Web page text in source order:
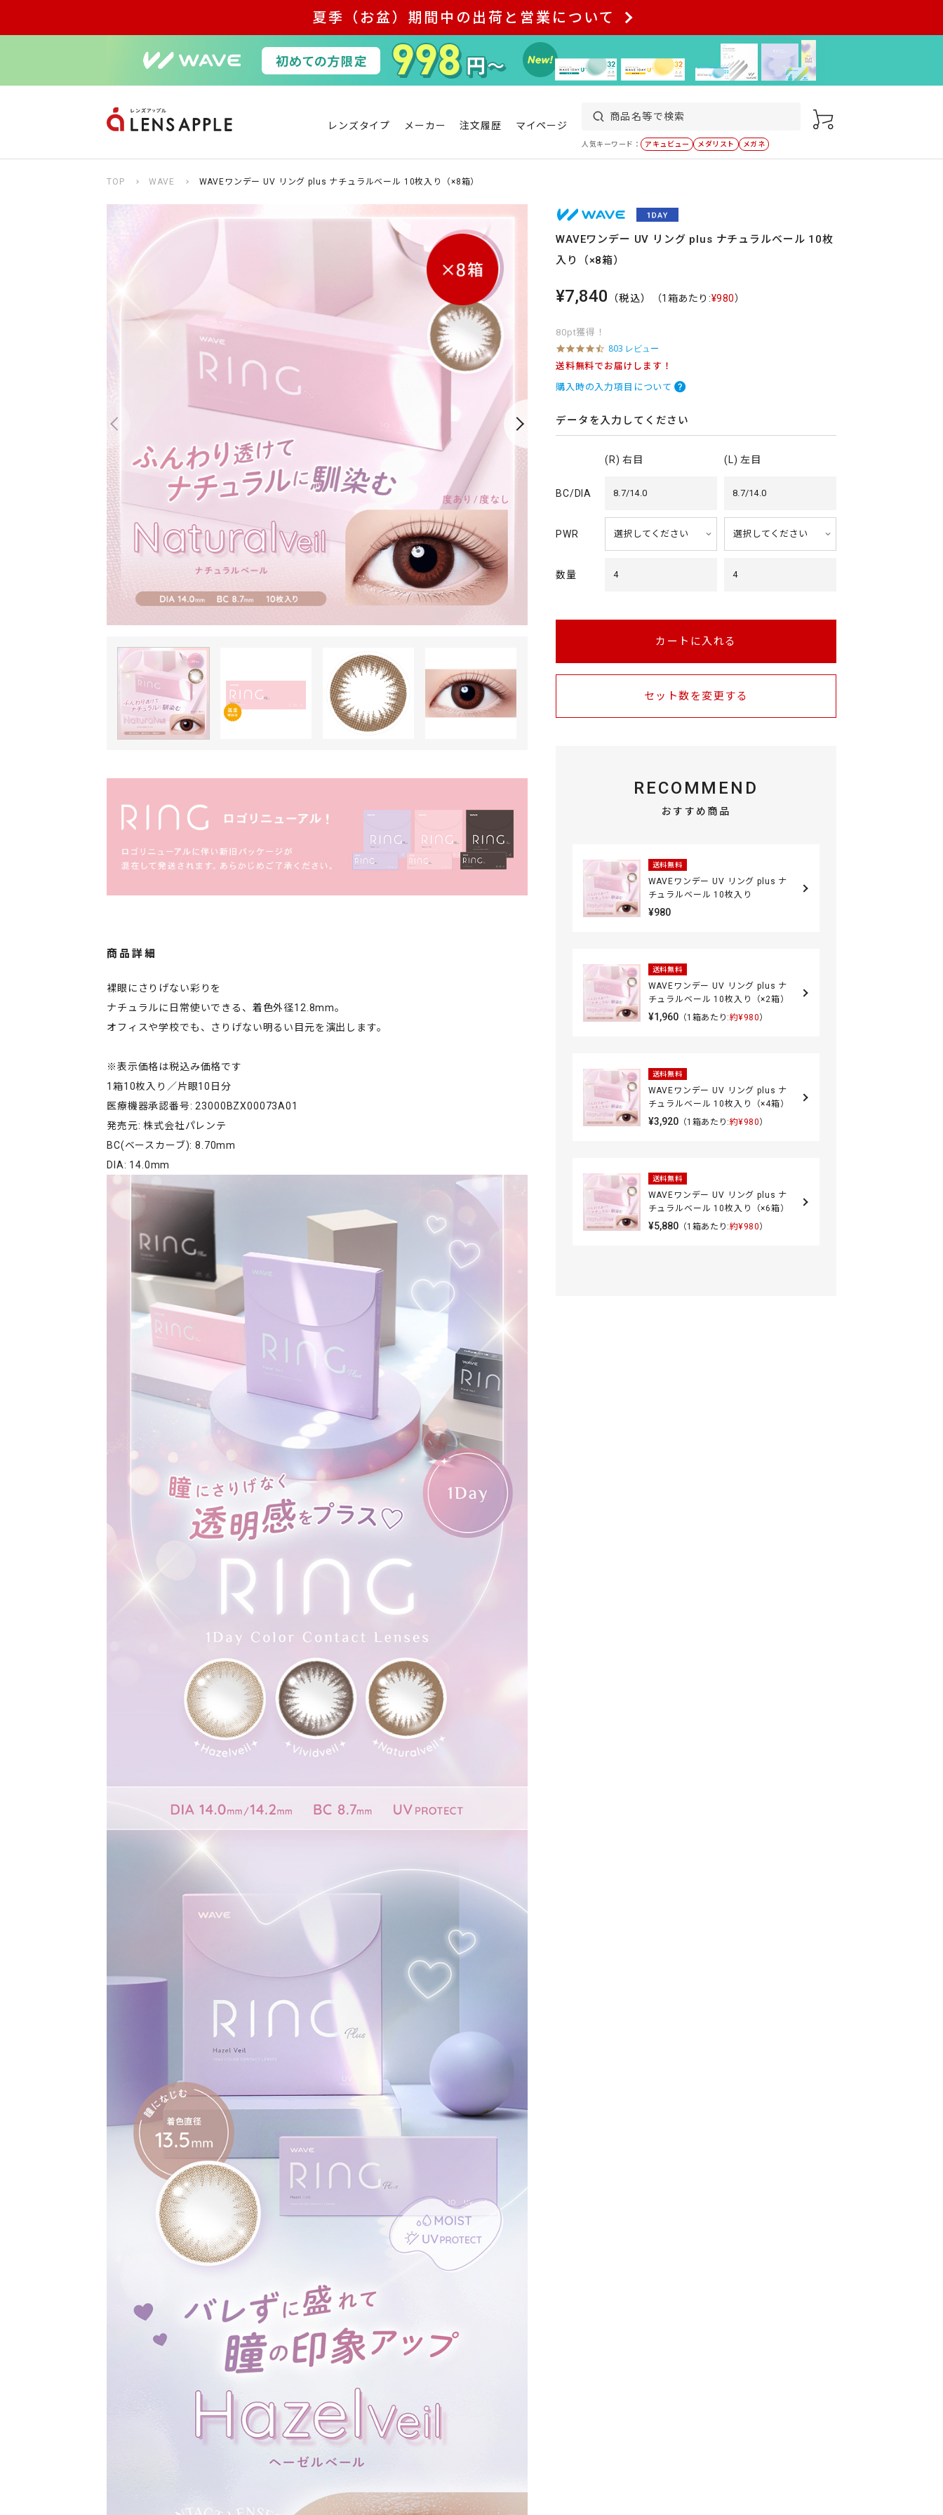
夏季（お盆）期間中の出荷と営業について
レンズタイプ メーカー 注文履歴 マイページ
人気キーワード： アキュビュー メダリスト メガネ
TOP WAVE WAVEワンデー UV リング plus ナチュラルベール 10枚入り（×8箱）
商品詳細
裸眼にさりげない彩りを
ナチュラルに日常使いできる、着色外径12.8mm。
オフィスや学校でも、さりげない明るい目元を演出します。
※表示価格は税込み価格です
1箱10枚入り／片眼10日分
医療機器承認番号: 23000BZX00073A01
発売元: 株式会社パレンテ
BC(ベースカーブ): 8.70mm
DIA: 14.0mm
WAVEワンデー UV リング plus ナチュラルベール 10枚
入り（×8箱）
¥7,840 （税込） （1箱あたり:¥980）
80pt獲得！
4
.
5
s
r
r
t
i
803 レビュー
送料無料でお届けします！
購入時の入力項目について
データを入力してください
(R) 右目 (L) 左目
BC/DIA 8.7/14.0 8.7/14.0
PWR
数量 4 4
カートに入れる
セット数を変更する
RECOMMEND
おすすめ商品
送料無料
WAVEワンデー UV リング plus ナ
チュラルベール 10枚入り
¥980
送料無料
WAVEワンデー UV リング plus ナ
チュラルベール 10枚入り（×2箱）
¥1,960（1箱あたり:約¥980）
送料無料
WAVEワンデー UV リング plus ナ
チュラルベール 10枚入り（×4箱）
¥3,920（1箱あたり:約¥980）
送料無料
WAVEワンデー UV リング plus ナ
チュラルベール 10枚入り（×6箱）
¥5,880（1箱あたり:約¥980）